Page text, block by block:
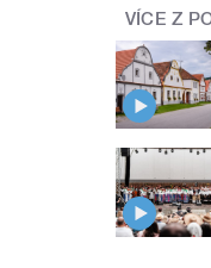
VÍCE Z